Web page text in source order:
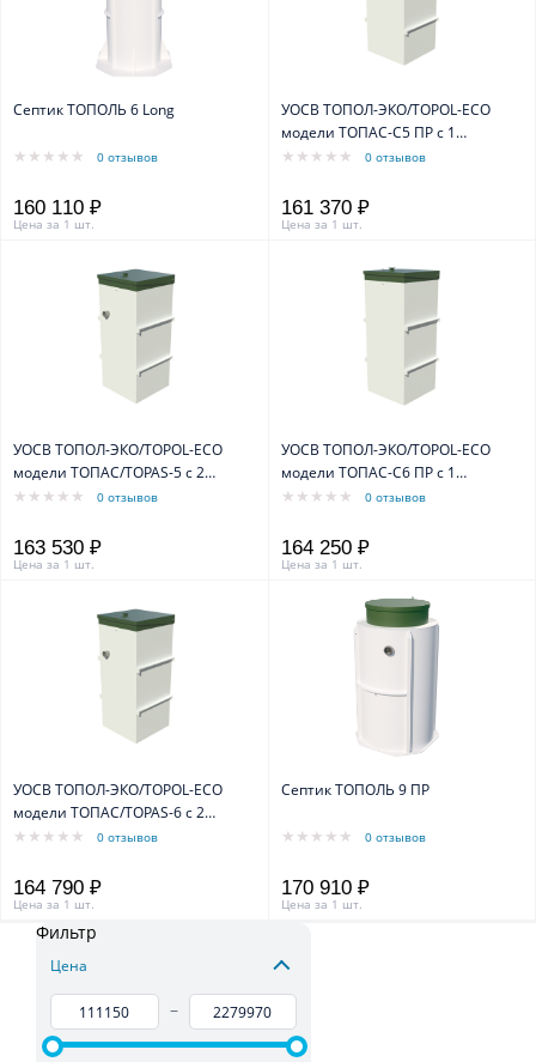
Септик ТОПОЛЬ 6 Long
0 отзывов
160 110 ₽
Цена за 1 шт.
УОСВ ТОПОЛ-ЭКО/TOPOL-ECO
модели ТОПАС-С5 ПР с 1
компрессором0 отзывов
161 370 ₽
Цена за 1 шт.
УОСВ ТОПОЛ-ЭКО/TOPOL-ECO
модели ТОПАС/TOPAS-5 с 2
компрессорами0 отзывов
163 530 ₽
Цена за 1 шт.
УОСВ ТОПОЛ-ЭКО/TOPOL-ECO
модели ТОПАС-С6 ПР с 1
компрессором0 отзывов
164 250 ₽
Цена за 1 шт.
УОСВ ТОПОЛ-ЭКО/TOPOL-ECO
модели ТОПАС/TOPAS-6 с 2
компрессорами0 отзывов
164 790 ₽
Цена за 1 шт.
Септик ТОПОЛЬ 9 ПР
0 отзывов
170 910 ₽
Цена за 1 шт.
Фильтр
Цена
–